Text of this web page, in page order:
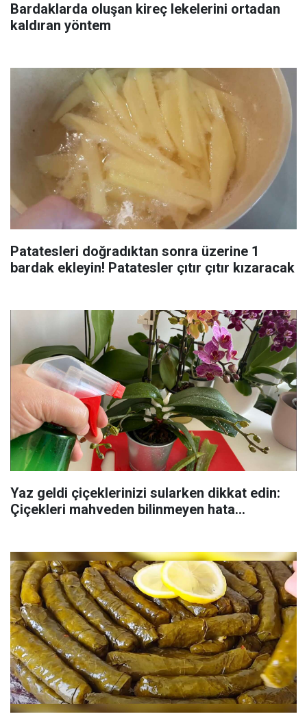
Bardaklarda oluşan kireç lekelerini ortadan
kaldıran yöntem
Patatesleri doğradıktan sonra üzerine 1
bardak ekleyin! Patatesler çıtır çıtır kızaracak
Yaz geldi çiçeklerinizi sularken dikkat edin:
Çiçekleri mahveden bilinmeyen hata...